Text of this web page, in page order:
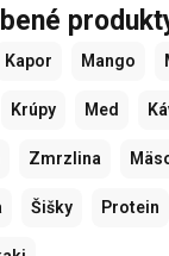
Kapor Mango
Krúpy Med
Zmrzlina
Šišky Protein